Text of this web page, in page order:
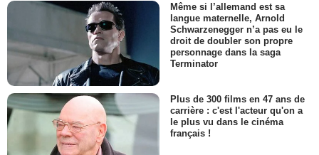
Même si l’allemand est sa
langue maternelle, Arnold
Schwarzenegger n’a pas eu le
droit de doubler son propre
personnage dans la saga
Terminator
Plus de 300 films en 47 ans de
carrière : c'est l'acteur qu'on a
le plus vu dans le cinéma
français !